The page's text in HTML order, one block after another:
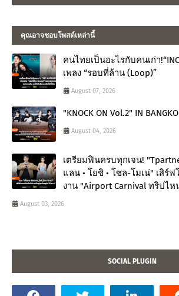
คุณอาจชอบโพสต์เหล่านี้
คนไทยเป็นอะไรกับคนเก่า!“INC
เพลง “รอบที่ล้าน (Loop)”
August 07, 2026
"KNOCK ON Vol.2" IN
August 04, 2026
เตรียมฟินครบทุกเจน!
แลน • โยชิ • โซล-โมเน่" เสิร์
งาน "Airport Carnival ทริปไห
August 03, 2026
SOCIAL PLUGIN